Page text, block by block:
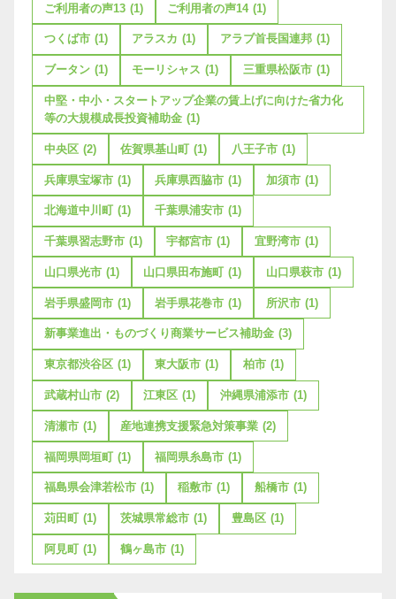
ご利用者の声13 (1) ご利用者の声14 (1)
つくば市 (1) アラスカ (1) アラブ首長国連邦 (1)
ブータン (1) モーリシャス (1) 三重県松阪市 (1)
中堅・中小・スタートアップ企業の賃上げに向けた省力化
等の大規模成長投資補助金 (1)
中央区 (2) 佐賀県基山町 (1) 八王子市 (1)
兵庫県宝塚市 (1) 兵庫県西脇市 (1) 加須市 (1)
北海道中川町 (1) 千葉県浦安市 (1)
千葉県習志野市 (1) 宇都宮市 (1) 宜野湾市 (1)
山口県光市 (1) 山口県田布施町 (1) 山口県萩市 (1)
岩手県盛岡市 (1) 岩手県花巻市 (1) 所沢市 (1)
新事業進出・ものづくり商業サービス補助金 (3)
東京都渋谷区 (1) 東大阪市 (1) 柏市 (1)
武蔵村山市 (2) 江東区 (1) 沖縄県浦添市 (1)
清瀬市 (1) 産地連携支援緊急対策事業 (2)
福岡県岡垣町 (1) 福岡県糸島市 (1)
福島県会津若松市 (1) 稲敷市 (1) 船橋市 (1)
苅田町 (1) 茨城県常総市 (1) 豊島区 (1)
阿見町 (1) 鶴ヶ島市 (1)